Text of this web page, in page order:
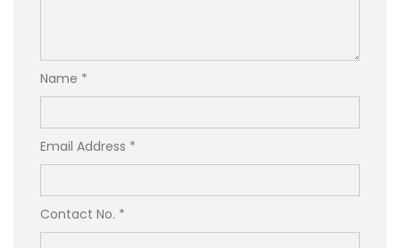
Name *
Email Address *
Contact No. *